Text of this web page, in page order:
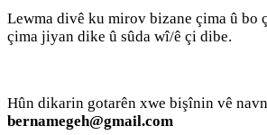
Lewma divê ku mirov bizane çima û bo
çima jiyan dike û sûda wî/ê çi dibe.
Hûn dikarin gotarên xwe bişînin vê
bernamegeh@gmail.com